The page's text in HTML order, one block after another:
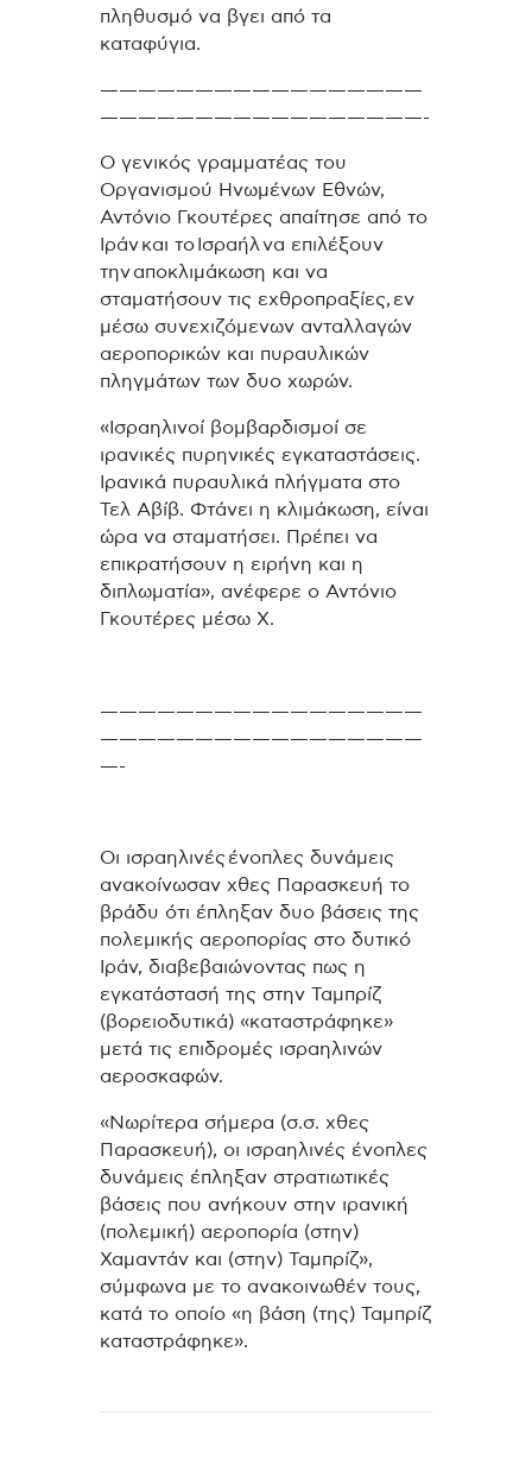
πληθυσμό να βγει από τα
καταφύγια.
—————————————————
—————————————————-
Ο γενικός γραμματέας του
Οργανισμού Ηνωμένων Εθνών,
Αντόνιο Γκουτέρες απαίτησε από το
Ιράνκαι το Ισραήλ να επιλέξουν
την αποκλιμάκωση και να
σταματήσουν τις εχθροπραξίες, εν
μέσω συνεχιζόμενων ανταλλαγών
αεροπορικών και πυραυλικών
πληγμάτων των δυο χωρών.
«Ισραηλινοί βομβαρδισμοί σε
ιρανικές πυρηνικές εγκαταστάσεις.
Ιρανικά πυραυλικά πλήγματα στο
Τελ Αβίβ. Φτάνει η κλιμάκωση, είναι
ώρα να σταματήσει. Πρέπει να
επικρατήσουν η ειρήνη και η
διπλωματία», ανέφερε ο Αντόνιο
Γκουτέρες μέσω X.
—————————————————
—————————————————
—-
Οι ισραηλινές ένοπλες δυνάμεις
ανακοίνωσαν χθες Παρασκευή το
βράδυ ότι έπληξαν δυο βάσεις της
πολεμικής αεροπορίας στο δυτικό
Ιράν, διαβεβαιώνοντας πως η
εγκατάστασή της στην Ταμπρίζ
(βορειοδυτικά) «καταστράφηκε»
μετά τις επιδρομές ισραηλινών
αεροσκαφών.
«Νωρίτερα σήμερα (σ.σ. χθες
Παρασκευή), οι ισραηλινές ένοπλες
δυνάμεις έπληξαν στρατιωτικές
βάσεις που ανήκουν στην ιρανική
(πολεμική) αεροπορία (στην)
Χαμαντάν και (στην) Ταμπρίζ»,
σύμφωνα με το ανακοινωθέν τους,
κατά το οποίο «η βάση (της) Ταμπρίζ
καταστράφηκε».